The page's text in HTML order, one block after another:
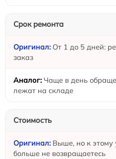
Срок ремонта
От 1 до 5 дней:
заказ
Чаще в день
лежат на складе
Стоимость
Выше, но к этому
больше не возвращаетесь